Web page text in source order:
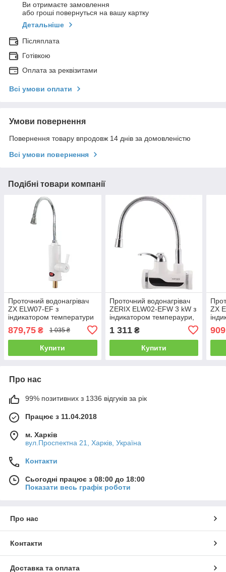
Ви отримаєте замовлення
або гроші повернуться на вашу картку
Детальніше
Післяплата
Готівкою
Оплата за реквізитами
Всі умови оплати
Умови повернення
Повернення товару впродовж 14 днів за домовленістю
Всі умови повернення
Подібні товари компанії
Проточний водонагрівач
ZX ELW07-EF з
індикатором температури
879,75 ₴ 1 035 ₴
Купити
Проточний водонагрівач
ZERIX ELW02-EFW 3 kW з
індикатором темпераури,
1 311₴
Купити
ZX
Про нас
99% позитивних з 1336 відгуків за рік
Працює з 11.04.2018
м. Харків
вул.Проспектна 21, Харків, Україна
Контакти
Сьогодні працює з 08:00 до 18:00
Показати весь графік роботи
Про нас
Контакти
Доставка та оплата